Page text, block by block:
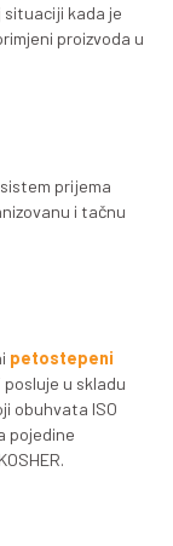
uputiti u
na šta treba
Vaše vizije i
kalcijumski-
u
pažljivo
sadržaj